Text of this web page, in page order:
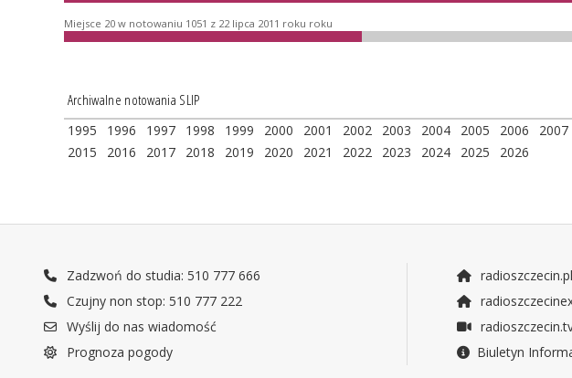
Miejsce 20 w notowaniu 1051 z 22 lipca 2011 roku roku
Archiwalne notowania SLIP
1995 1996 1997 1998 1999 2000 2001 2002 2003 2004 2005 2006 2007
2015
2016 2017 2018 2019 2020 2021 2022 2023 2024 2025 2026
Zadzwoń do studia: 510 777 666
Czujny non stop: 510 777 222
Wyślij do nas wiadomość
Prognoza pogody
radioszczecin.pl
Biuletyn